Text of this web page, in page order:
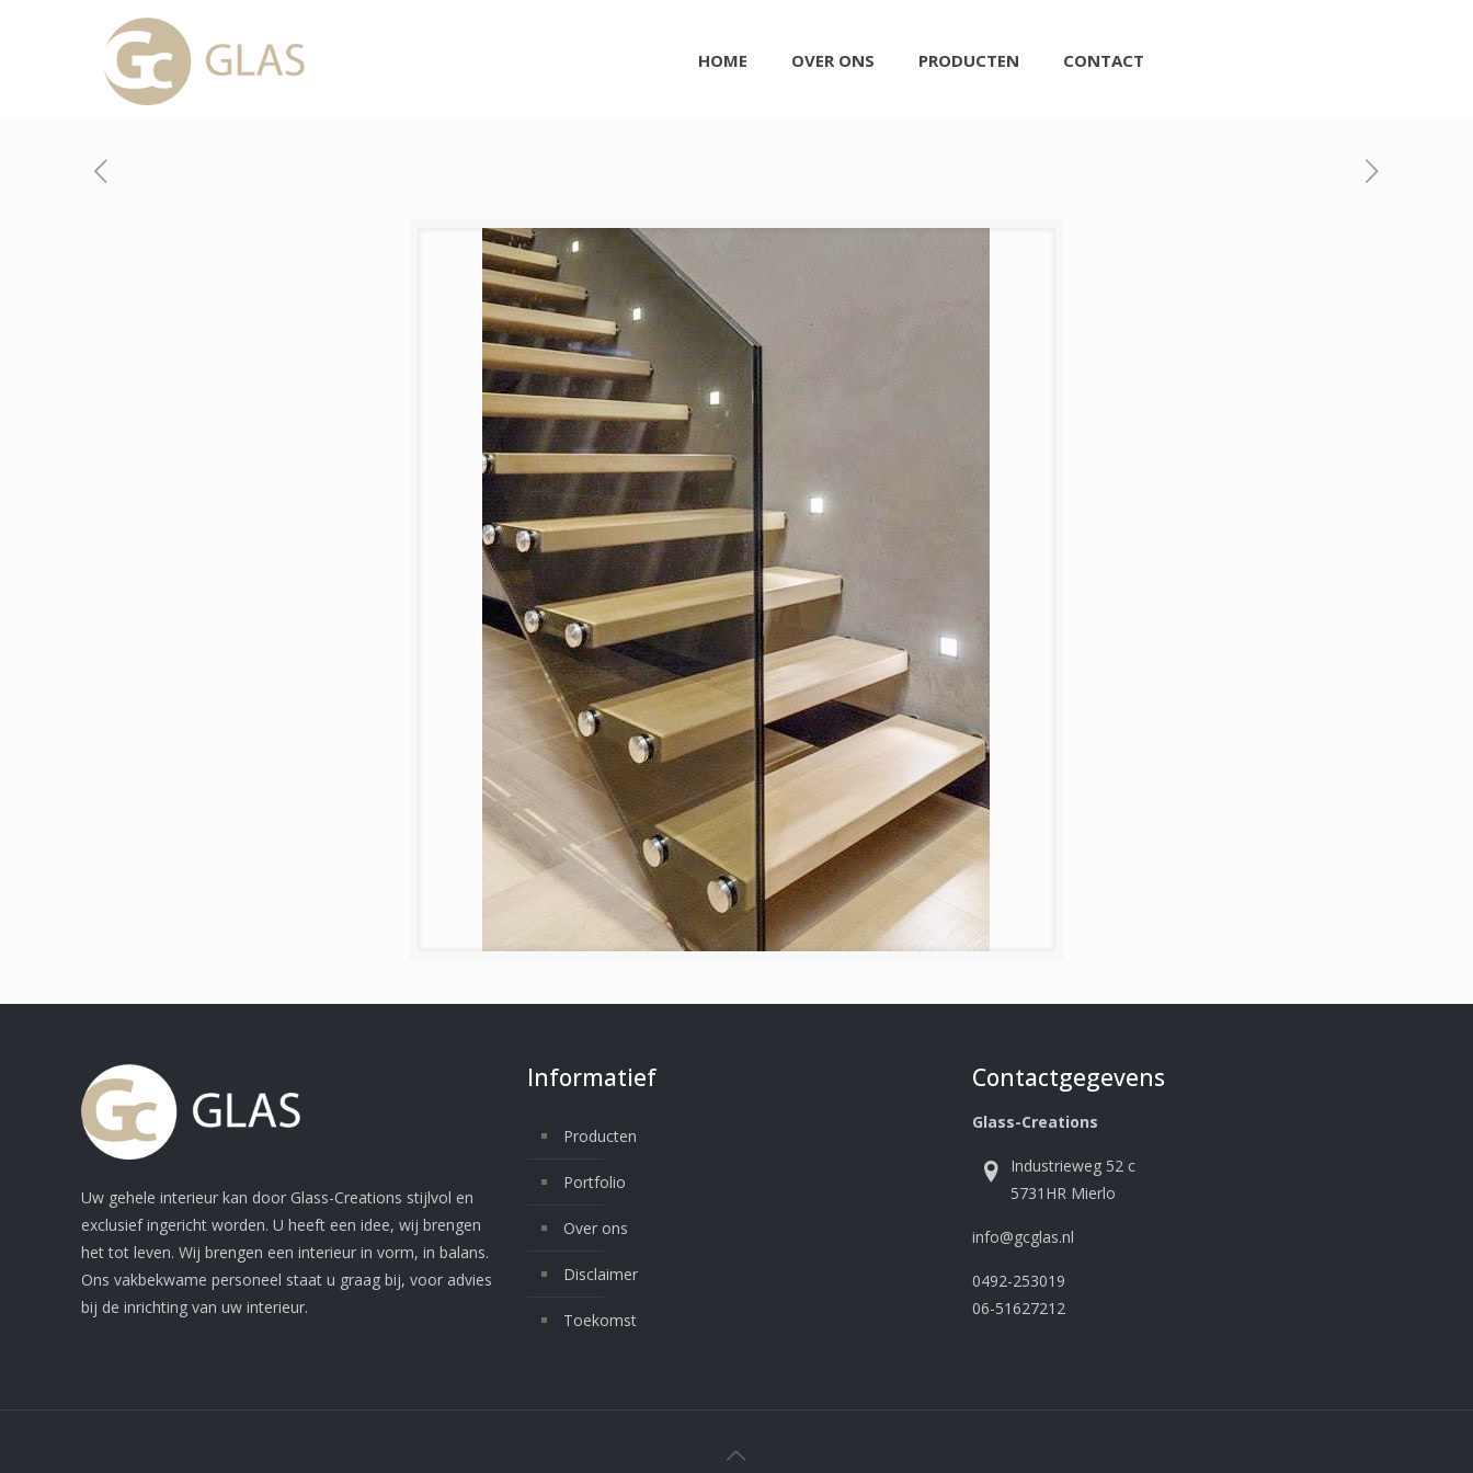
HOME OVER ONS PRODUCTEN CONTACT
Uw gehele interieur kan door Glass-Creations stijlvol en
exclusief ingericht worden. U heeft een idee, wij brengen
het tot leven. Wij brengen een interieur in vorm, in balans.
Ons vakbekwame personeel staat u graag bij, voor advies
bij de inrichting van uw interieur.
Informatief
Producten
Portfolio
Over ons
Disclaimer
Toekomst
Contactgegevens
Glass-Creations
Industrieweg 52 c
5731HR Mierlo
info@gcglas.nl
0492-253019
06-51627212